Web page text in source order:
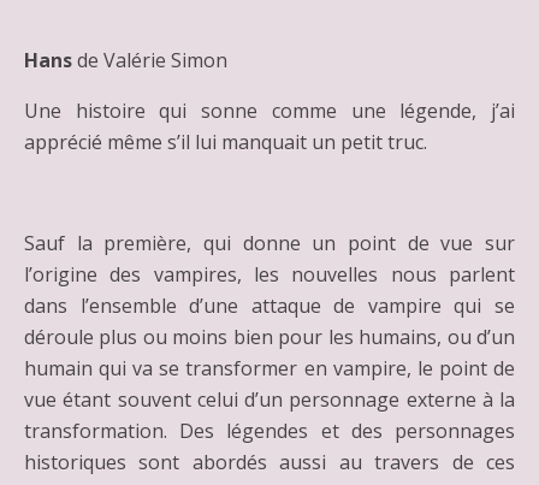
Hansde Valérie Simon
Une histoire qui sonne comme une légende, j’ai
apprécié même s’il lui manquait un petit truc.
Sauf la première, qui donne un point de vue sur
l’origine des vampires, les nouvelles nous parlent
dans l’ensemble d’une attaque de vampire qui se
déroule plus ou moins bien pour les humains, ou d’un
humain qui va se transformer en vampire, le point de
vue étant souvent celui d’un personnage externe à la
transformation. Des légendes et des personnages
historiques sont abordés aussi au travers de ces